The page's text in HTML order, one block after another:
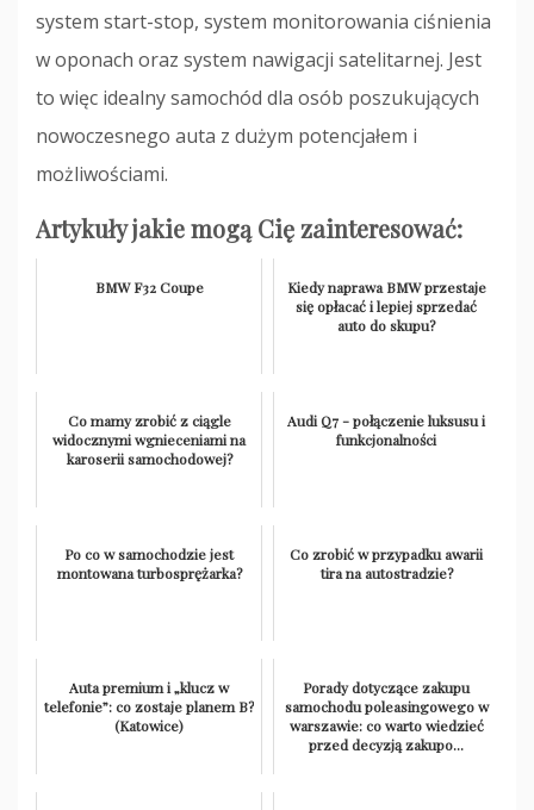
system start-stop, system monitorowania ciśnienia
w oponach oraz system nawigacji satelitarnej. Jest
to więc idealny samochód dla osób poszukujących
nowoczesnego auta z dużym potencjałem i
możliwościami.
Artykuły jakie mogą Cię zainteresować:
BMW F32 Coupe
Kiedy naprawa BMW przestaje
się opłacać i lepiej sprzedać
auto do skupu?
Co mamy zrobić z ciągle
widocznymi wgnieceniami na
karoserii samochodowej?
Audi Q7 - połączenie luksusu i
funkcjonalności
Po co w samochodzie jest
montowana turbosprężarka?
Co zrobić w przypadku awarii
tira na autostradzie?
Auta premium i „klucz w
telefonie”: co zostaje planem B?
(Katowice)
Porady dotyczące zakupu
samochodu poleasingowego w
warszawie: co warto wiedzieć
przed decyzją zakupo...